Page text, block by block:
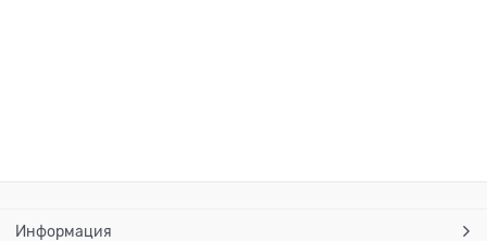
Информация